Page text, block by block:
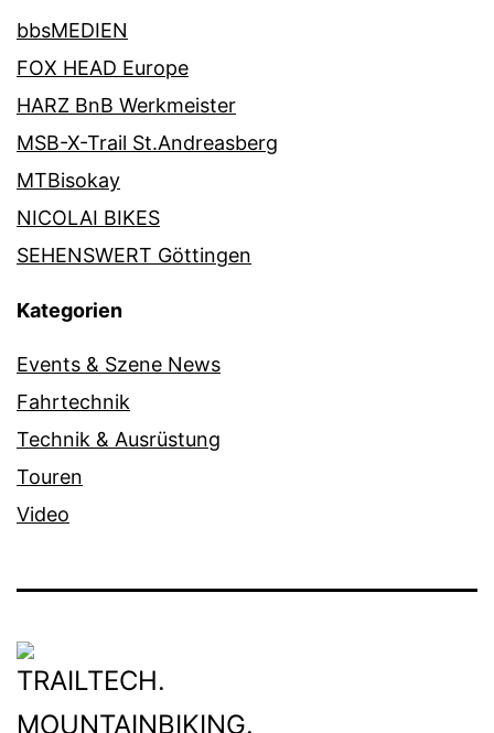
bbsMEDIEN
FOX HEAD Europe
HARZ BnB Werkmeister
MSB-X-Trail St.Andreasberg
MTBisokay
NICOLAI BIKES
SEHENSWERT Göttingen
Kategorien
Events & Szene News
Fahrtechnik
Technik & Ausrüstung
Touren
Video